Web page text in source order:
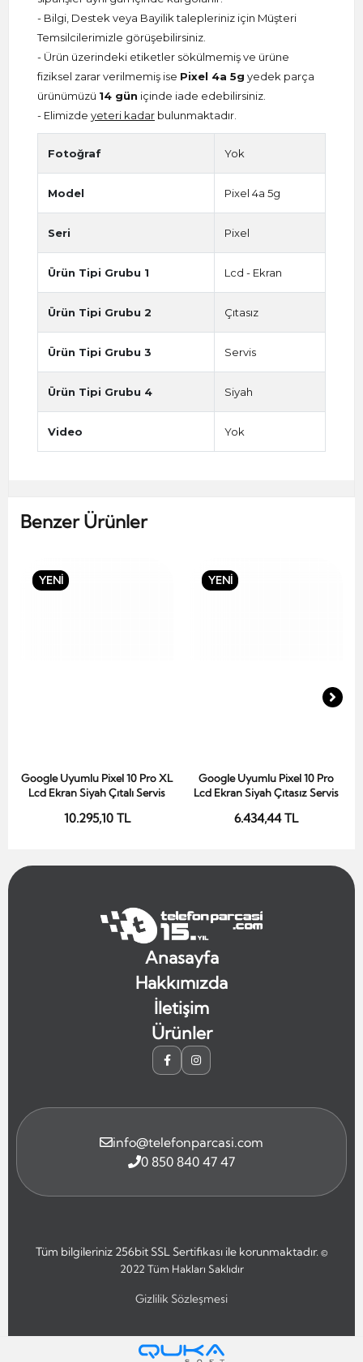
- Bilgi, Destek veya Bayilik talepleriniz için Müşteri
Temsilcilerimizle görüşebilirsiniz.
- Ürün üzerindeki etiketler sökülmemiş ve ürüne
fiziksel zarar verilmemiş ise Pixel 4a 5g yedek parça
ürünümüzü 14 gün içinde iade edebilirsiniz.
- Elimizde yeteri kadar bulunmaktadır.
Fotoğraf Yok
Model Pixel 4a 5g
Seri Pixel
Ürün Tipi Grubu 1 Lcd - Ekran
Ürün Tipi Grubu 2 Çıtasız
Ürün Tipi Grubu 3 Servis
Ürün Tipi Grubu 4 Siyah
Video Yok
Benzer Ürünler
YENİ
Sepete Ekle
Google Uyumlu Pixel 10 Pro XL
Lcd Ekran Siyah Çıtalı Servis
10.295,10 TL
YENİ
Sepete Ekle
Google Uyumlu Pixel 10 Pro
Lcd Ekran Siyah Çıtasız Servis
6.434,44 TL
Anasayfa
Hakkımızda
İletişim
Ürünler
info@telefonparcasi.com
0 850 840 47 47
Tüm bilgileriniz 256bit SSL Sertifikası ile korunmaktadır.©
2022 Tüm Hakları Saklıdır
Gizlilik Sözleşmesi